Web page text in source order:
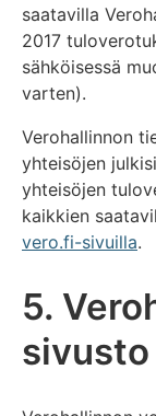
saatavilla
2017
sähköisessä
varten).
Verohallinnon
yhteisöjen
yhteisöjen
kaikkien
vero.fi-sivuilla.
5.
sivusto